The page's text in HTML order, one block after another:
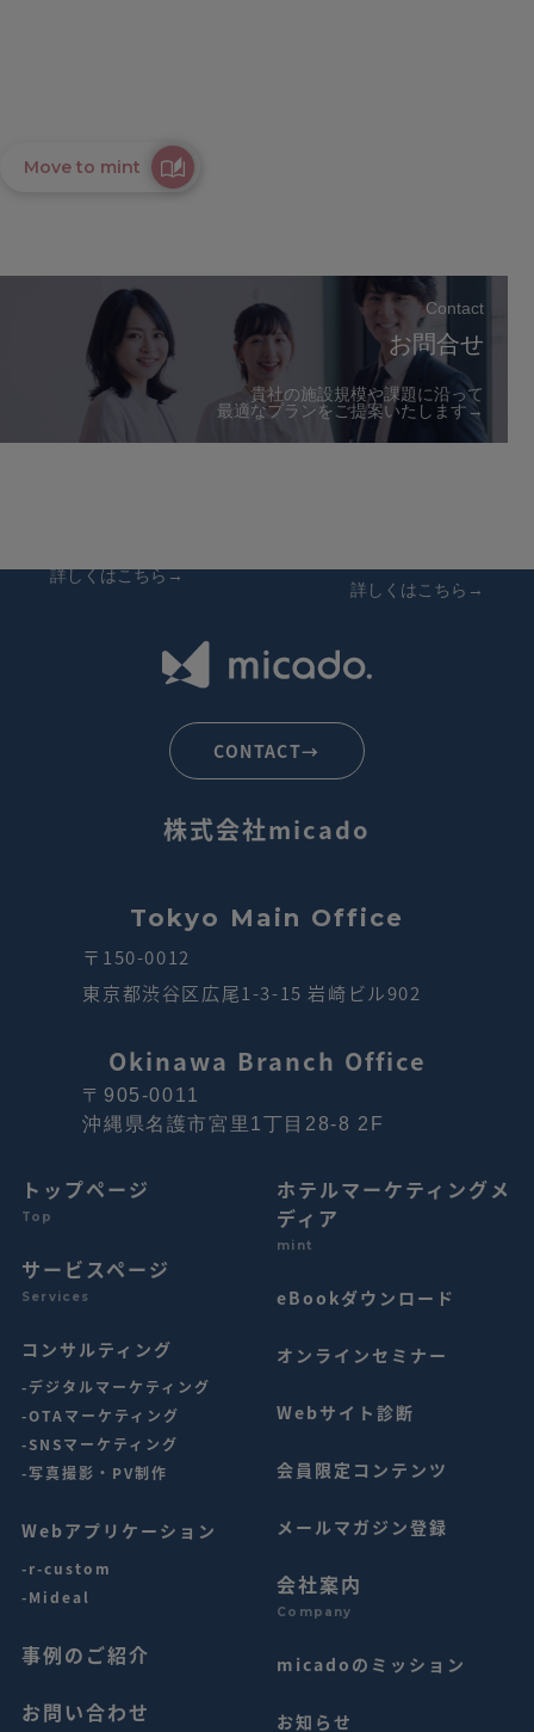
Move to mint
Contact
お問合せ
貴社の施設規模や課題に沿って
最適なプランをご提案いたします→
詳しくはこちら→
詳しくはこちら→
CONTACT→
株式会社micado
Tokyo Main Office
〒150-0012
東京都渋谷区広尾1-3-15 岩崎ビル902
Okinawa Branch Office
〒905-0011
沖縄県名護市宮里1丁目28-8 2F
トップページ
Top
サービスページ
Services
コンサルティング
-デジタルマーケティング
-OTAマーケティング
-SNSマーケティング
-写真撮影・PV制作
Webアプリケーション
-r-custom
-Mideal
事例のご紹介
お問い合わせ
ホテルマーケティングメ
ディア
mint
eBookダウンロード
オンラインセミナー
Webサイト診断
会員限定コンテンツ
メールマガジン登録
会社案内
Company
micadoのミッション
お知らせ